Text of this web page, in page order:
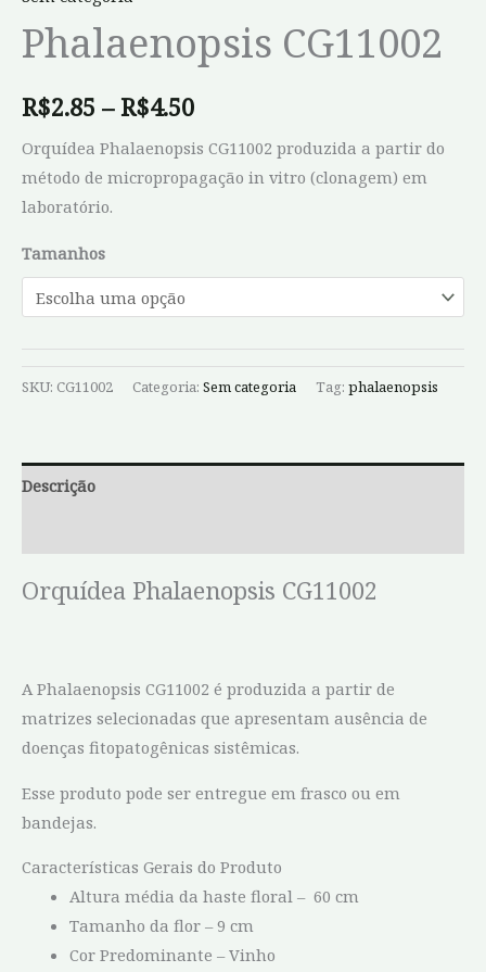
Phalaenopsis CG11002
R$2.85 – R$4.50
Orquídea Phalaenopsis CG11002 produzida a partir do
método de micropropagação in vitro (clonagem) em
laboratório.
Tamanhos
SKU: CG11002 Categoria: Sem categoria Tag: phalaenopsis
Descrição
Orquídea Phalaenopsis CG11002
A Phalaenopsis CG11002 é produzida a partir de
matrizes selecionadas que apresentam ausência de
doenças fitopatogênicas sistêmicas.
Esse produto pode ser entregue em frasco ou em
bandejas.
Características Gerais do Produto
Altura média da haste floral – 60 cm
Tamanho da flor – 9 cm
Cor Predominante – Vinho